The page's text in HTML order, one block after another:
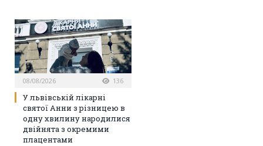
08/08/2026 136
У львівській лікарні
святої Анни з різницею в
одну хвилину народилися
двійнята з окремими
плацентами